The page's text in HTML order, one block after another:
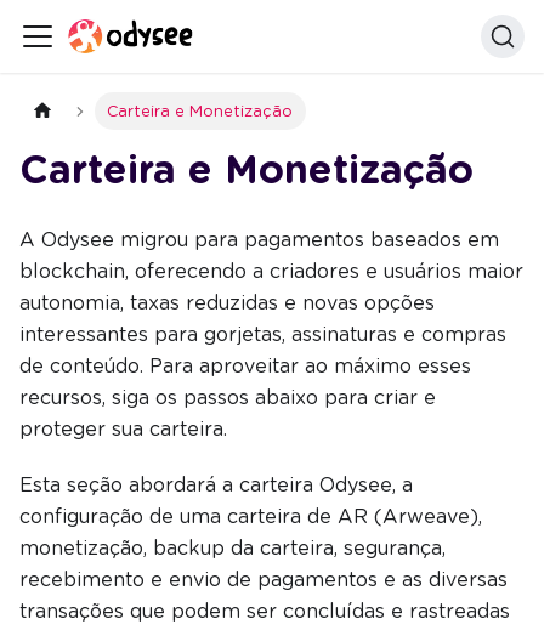
Carteira e Monetização
Carteira e Monetização
A Odysee migrou para pagamentos baseados em
blockchain, oferecendo a criadores e usuários maior
autonomia, taxas reduzidas e novas opções
interessantes para gorjetas, assinaturas e compras
de conteúdo. Para aproveitar ao máximo esses
recursos, siga os passos abaixo para criar e
proteger sua carteira.
Esta seção abordará a carteira Odysee, a
configuração de uma carteira de AR (Arweave),
monetização, backup da carteira, segurança,
recebimento e envio de pagamentos e as diversas
transações que podem ser concluídas e rastreadas